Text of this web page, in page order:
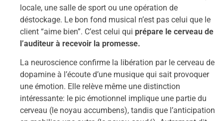
locale, une salle de sport ou une opération de
déstockage. Le bon fond musical n’est pas celui que le
client “aime bien”. C’est celui qui prépare le cerveau de
l’auditeur à recevoir la promesse.
La neuroscience confirme la libération par le cerveau de
dopamine à l’écoute d’une musique qui sait provoquer
une émotion. Elle relève même une distinction
intéressante: le pic émotionnel implique une partie du
cerveau (le noyau accumbens), tandis que l’anticipation